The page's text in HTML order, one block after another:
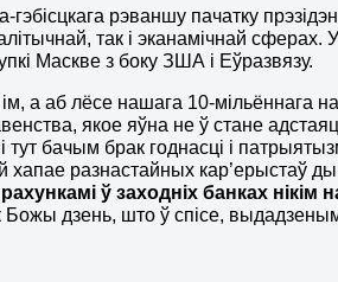
рэваншу пачатку
так і эканамічнай
Маскве з боку ЗША і Еўразвязу.
а аб лёсе нашага 10-мільённага
якое яўна не ў стане
тут бачым брак годнасці і
хапае разнастайных кар’ерыстаў
ў заходніх банках нікім
Божы дзень, што ў спісе,